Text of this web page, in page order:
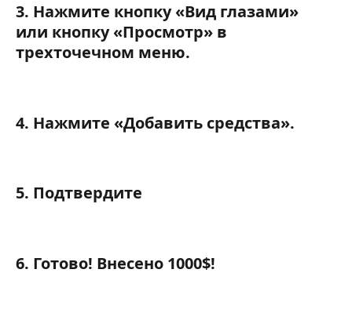
3. Нажмите кнопку «Вид глазами»
или кнопку «Просмотр» в
трехточечном меню.
4. Нажмите «Добавить средства».
5. Подтвердите
6. Готово! Внесено 1000$!